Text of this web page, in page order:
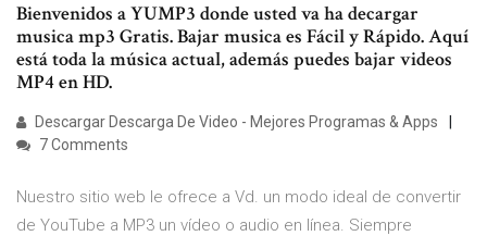
Bienvenidos a YUMP3 donde usted va ha decargar
musica mp3 Gratis. Bajar musica es Fácil y Rápido. Aquí
está toda la música actual, además puedes bajar videos
MP4 en HD.
Descargar Descarga De Video - Mejores Programas & Apps
7 Comments
Nuestro sitio web le ofrece a Vd. un modo ideal de convertir
de YouTube a MP3 un vídeo o audio en línea. Siempre